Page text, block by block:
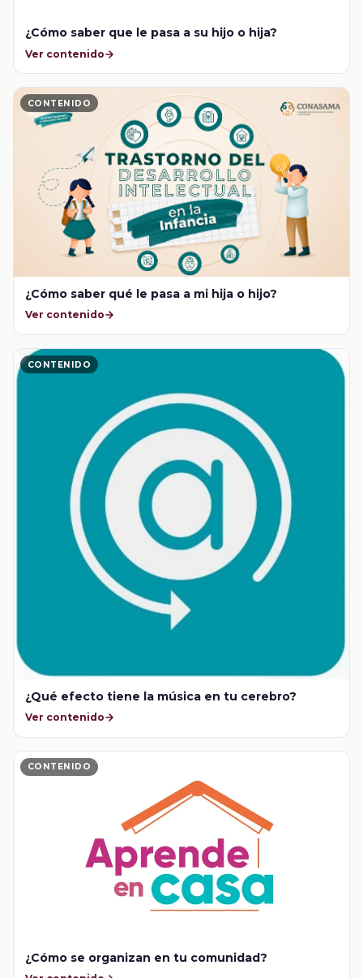
¿Cómo saber que le pasa a su hijo o hija?
Ver contenido
CONTENIDO
¿Cómo saber qué le pasa a mi hija o hijo?
Ver contenido
CONTENIDO
¿Qué efecto tiene la música en tu cerebro?
Ver contenido
CONTENIDO
¿Cómo se organizan en tu comunidad?